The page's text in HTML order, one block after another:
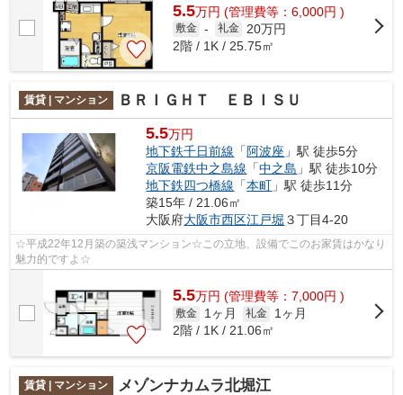
5.5万円 (管理費等：6,000円 )
敷金 - 礼金
20万円
2階 / 1K / 25.75㎡
賃貸 | マンション ＢＲＩＧＨＴ ＥＢＩＳＵ
5.5万円
地下鉄千日前線 「 阿波座 」駅 徒歩5分
京阪電鉄中之島線 「中之島 」駅 徒歩10分
地下鉄四つ橋線 「本町 」駅 徒歩11分
築15年 / 21.06㎡
大阪府大阪市西区江戸堀 ３丁目4-20
☆平成22年12月築の築浅マンション☆この立地、設備でこのお家賃はかなり
魅力的ですよ☆
5.5万円 (管理費等：7,000円 )
敷金 1ヶ月 礼金
1ヶ月
2階 / 1K / 21.06㎡
賃貸 | マンション メゾンナカムラ北堀江